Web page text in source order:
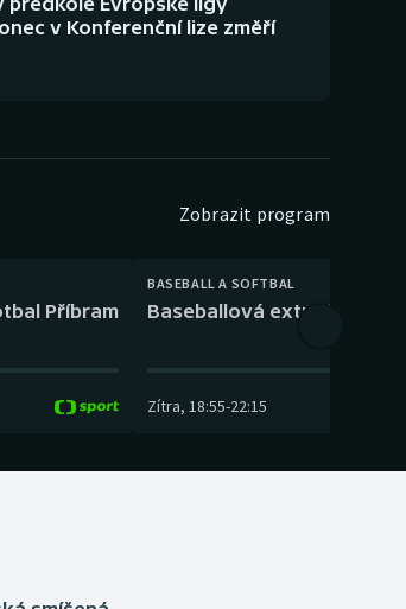
v Konferenční lize změří
Zobrazit program
Příbram
BASEBALL A SOFTBAL
Baseballová extraliga:
Zítra, 18:55-22:15